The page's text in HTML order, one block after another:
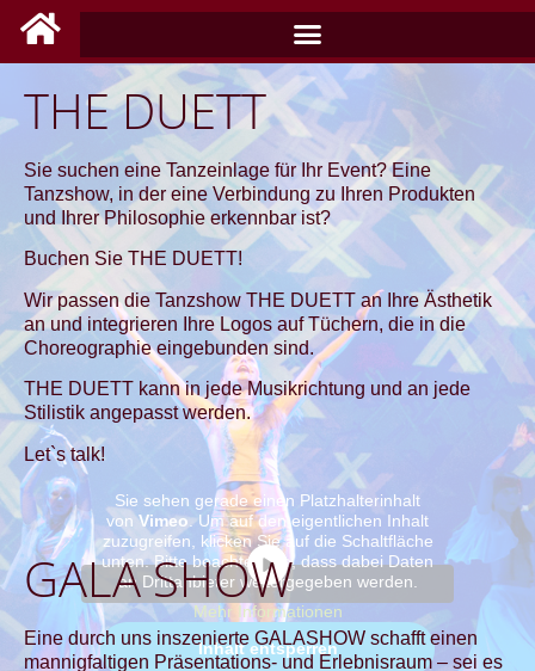
THE DUETT
Sie suchen eine Tanzeinlage für Ihr Event? Eine
Tanzshow, in der eine Verbindung zu Ihren Produkten
und Ihrer Philosophie erkennbar ist?
Buchen Sie THE DUETT!
Wir passen die Tanzshow THE DUETT an Ihre Ästhetik
an und integrieren Ihre Logos auf Tüchern, die in die
Choreographie eingebunden sind.
THE DUETT kann in jede Musikrichtung und an jede
Stilistik angepasst werden.
Let`s talk!
Sie sehen gerade einen Platzhalterinhalt
vonVimeo. Um auf den eigentlichen Inhalt
zuzugreifen, klicken Sie auf die Schaltfläche
unten. Bitte beachten Sie, dass dabei Daten
an Drittanbieter weitergegeben werden.
Mehr Informationen
Inhalt entsperren
GALA SHOW
Eine durch uns inszenierte GALASHOW schafft einen
mannigfaltigen Präsentations- und Erlebnisraum – sei es